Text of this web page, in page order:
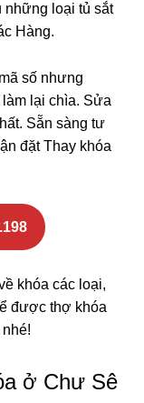
những loại tủ sắt
Hàng.
số nhưng
lại chìa. Sửa
Sẵn sàng tư
đặt Thay khóa
khóa các loại,
được thợ khóa
ở Chư Sê